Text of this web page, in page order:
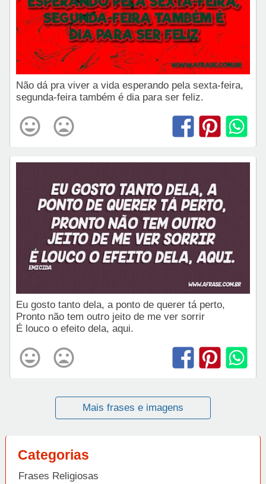
Não dá pra viver a vida esperando pela sexta-feira,
segunda-feira também é dia para ser feliz.
Eu gosto tanto dela, a ponto de querer tá perto,
Pronto não tem outro jeito de me ver sorrir
É louco o efeito dela, aqui.
Mais frases e imagens
Categorias
Frases Religiosas